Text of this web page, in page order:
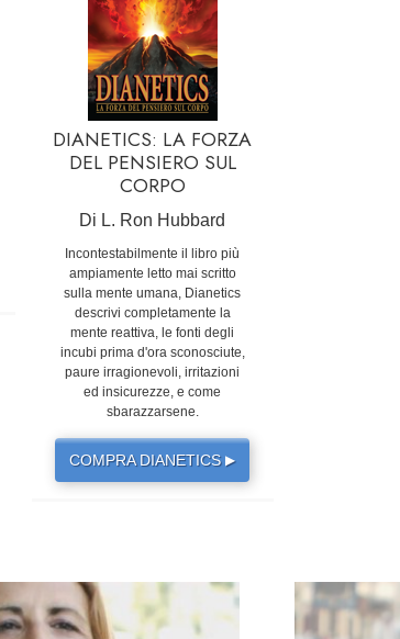
DIANETICS: LA FORZA
DEL PENSIERO SUL
CORPO
Di L. Ron Hubbard
Incontestabilmente il libro più
ampiamente letto mai scritto
sulla mente umana, Dianetics
descrivi completamente la
mente reattiva, le fonti degli
incubi prima d'ora sconosciute,
paure irragionevoli, irritazioni
ed insicurezze, e come
sbarazzarsene.
COMPRA DIANETICS▶